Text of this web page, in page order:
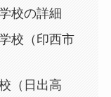
校の詳細
校（印西市
（日出高